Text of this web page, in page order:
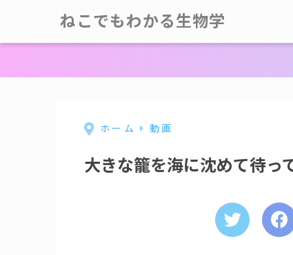
ねこでもわかる生物学
ホーム 動画
大きな籠を海に沈めて待っ